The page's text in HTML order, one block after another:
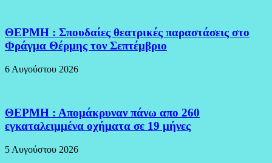
ΘΕΡΜΗ : Σπουδαίες θεατρικές παραστάσεις στο
Φράγμα Θέρμης τον Σεπτέμβριο
6 Αυγούστου 2026
ΘΕΡΜΗ : Απομάκρυναν πάνω απο 260
εγκαταλειμμένα οχήματα σε 19 μήνες
5 Αυγούστου 2026